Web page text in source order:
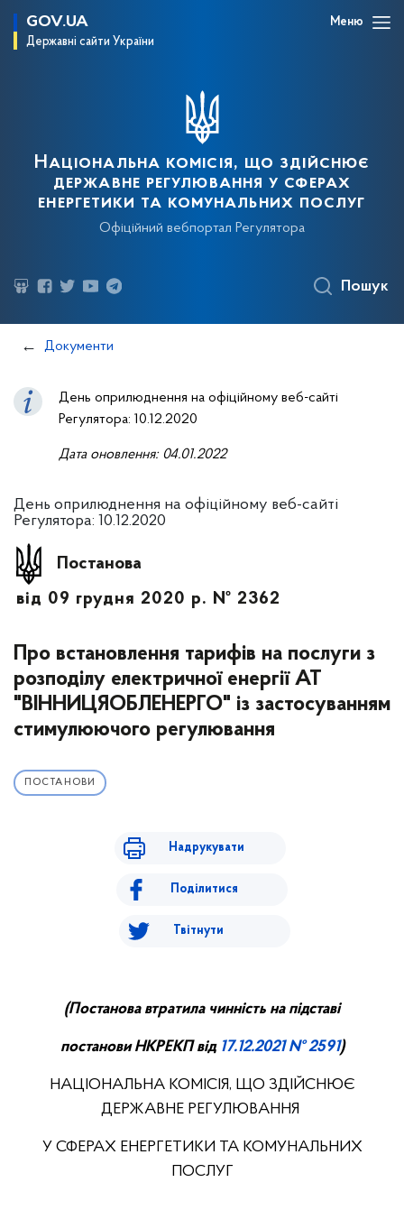
GOV.UA
Державні сайти України
Меню
Національна комісія, що здійснює
державне регулювання у сферах
енергетики та комунальних послуг
Офіційний вебпортал Регулятора
Пошук
Документи
День оприлюднення на офіційному веб-сайті
Регулятора: 10.12.2020
Дата оновлення: 04.01.2022
День оприлюднення на офіційному веб-сайті
Регулятора: 10.12.2020
Постанова
від 09 грудня 2020 р. № 2362
Про встановлення тарифів на послуги з
розподілу електричної енергії АТ
"ВІННИЦЯОБЛЕНЕРГО" із застосуванням
стимулюючого регулювання
ПОСТАНОВИ
Надрукувати
Поділитися
Твітнути
(Постанова втратила чинність на підставі
постанови НКРЕКПвід 17.12.2021№ 2591)
НАЦІОНАЛЬНА КОМІСІЯ, ЩО ЗДІЙСНЮЄ
ДЕРЖАВНЕ РЕГУЛЮВАННЯ
У СФЕРАХ ЕНЕРГЕТИКИ ТА КОМУНАЛЬНИХ
ПОСЛУГ